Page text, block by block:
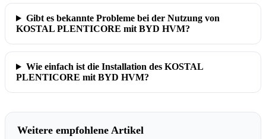
Gibt es bekannte Probleme bei der Nutzung von
KOSTAL PLENTICORE mit BYD HVM?
Wie einfach ist die Installation des KOSTAL
PLENTICORE mit BYD HVM?
Weitere empfohlene Artikel